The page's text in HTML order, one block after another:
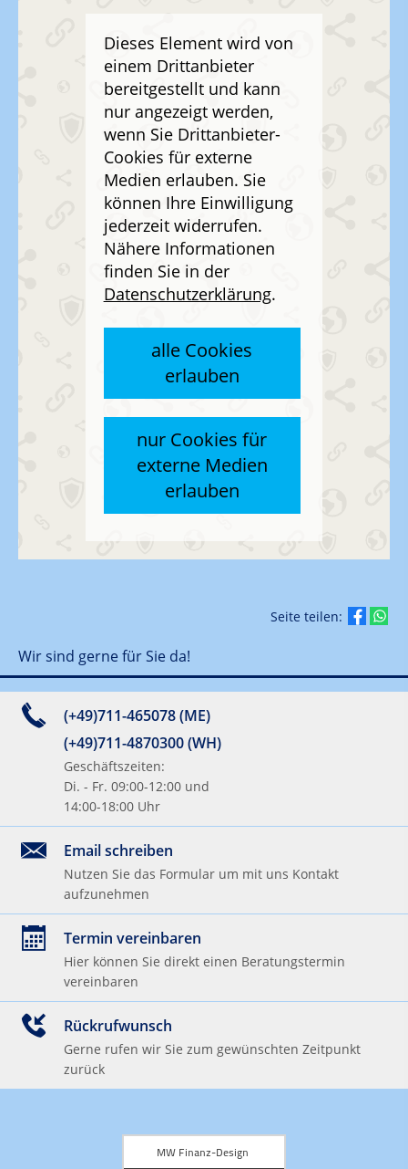
Dieses Element wird von
einem Drittanbieter
bereitgestellt und kann
nur angezeigt werden,
wenn Sie Drittanbieter-
Cookies für externe
Medien erlauben. Sie
können Ihre Einwilligung
jederzeit widerrufen.
Nähere Informationen
finden Sie in der
Datenschutzerklärung.
alle Cookies
erlauben
nur Cookies für
externe Medien
erlauben
Seite teilen:
Wir sind gerne für Sie da!
(+49)711-465078 (ME)
(+49)711-4870300 (WH)
Geschäftszeiten:
Di. - Fr. 09:00-12:00 und
14:00-18:00 Uhr
Email schreiben
Nutzen Sie das Formular um mit uns Kontakt
aufzunehmen
Termin vereinbaren
Hier können Sie direkt einen Beratungstermin
vereinbaren
Rückrufwunsch
Gerne rufen wir Sie zum gewünschten Zeitpunkt
zurück